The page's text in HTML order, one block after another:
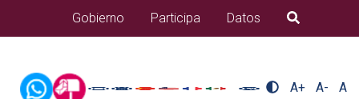
eventos/pdfSalida del comando:
Gobierno Participa Datos B�squeda
A+ A- A